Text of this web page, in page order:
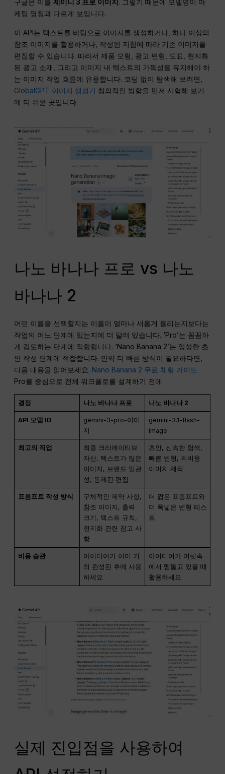
구글은 이를제미니 3 프로 이미지. 그렇기 때문에 모델명이 마
케팅 명칭과 다르게 보입니다.
이 API는 텍스트를 바탕으로 이미지를 생성하거나, 하나 이상의
참조 이미지를 활용하거나, 작성된 지침에 따라 기존 이미지를
편집할 수 있습니다. 따라서 제품 모형, 광고 변형, 도표, 현지화
된 광고 소재, 그리고 이미지 내 텍스트의 가독성을 유지해야 하
는 이미지 작업 흐름에 유용합니다. 코딩 없이 탐색해 보려면,
GlobalGPT 이미지 생성기 창의적인 방향을 먼저 시험해 보기
에 더 쉬운 곳입니다.
나노 바나나 프로 vs 나노
바나나 2
어떤 이름을 선택할지는 이름이 얼마나 새롭게 들리는지보다는
작업의 어느 단계에 있는지에 더 달려 있습니다. ‘Pro’는 꼼꼼하
게 검토하는 단계에 적합합니다. ‘Nano Banana 2’는 엉성한 초
안 작성 단계에 적합합니다. 만약 더 빠른 방식이 필요하다면,
다음 내용을 읽어보세요. Nano Banana 2 무료 체험 가이드
Pro를 중심으로 전체 워크플로를 설계하기 전에.
결정 나노 바나나 프로 나노 바나나 2
API 모델 ID
gemini-3-pro-이미
지
gemini-3.1-flash-
image
최고의 직업
최종 크리에이티브
자산, 텍스트가 많은
이미지, 브랜드 일관
성, 통제된 편집
초안, 신속한 탐색,
빠른 변형, 저비용
이미지 제작
프롬프트 작성 방식
구체적인 제약 사항,
참조 이미지, 출력
크기, 텍스트 규칙,
현지화 관련 참고 사
항
더 짧은 프롬프트와
더 폭넓은 변형 테스
트
비용 습관
아이디어가 이미 거
의 완성된 후에 사용
하세요
아이디어가 머릿속
에서 맴돌고 있을 때
활용하세요
실제 진입점을 사용하여